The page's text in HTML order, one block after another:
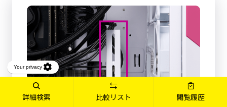
詳細検索 比較リスト 閲覧履歴